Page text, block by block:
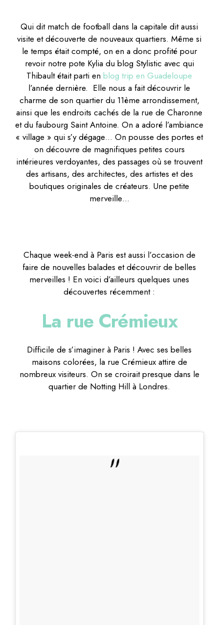
Qui dit match de football dans la capitale dit aussi
visite et découverte de nouveaux quartiers. Même si
le temps était compté, on en a donc profité pour
revoir notre pote Kylia du blog Stylistic avec qui
Thibault était parti enblog trip en Guadeloupe
l’année dernière. Elle nous a fait découvrir le
charme de son quartier du 11ème arrondissement,
ainsi que les endroits cachés de la rue de Charonne
et du faubourg Saint Antoine. On a adoré l’ambiance
« village » qui s’y dégage… On pousse des portes et
on découvre de magnifiques petites cours
intérieures verdoyantes, des passages où se trouvent
des artisans, des architectes, des artistes et des
boutiques originales de créateurs. Une petite
merveille…
Chaque week-end à Paris est aussi l’occasion de
faire de nouvelles balades et découvrir de belles
merveilles ! En voici d’ailleurs quelques unes
découvertes récemment :
La rue Crémieux
Difficile de s’imaginer à Paris ! Avec ses belles
maisons colorées, la rue Crémieux attire de
nombreux visiteurs. On se croirait presque dans le
quartier de Notting Hill à Londres.